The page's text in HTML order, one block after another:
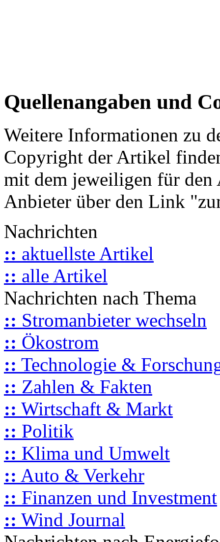
Quellenangaben und
Weitere Informationen zu
Copyright der Artikel
mit dem jeweiligen für
Anbieter über den Link
Nachrichten
:: aktuellste Artikel
:: alle Artikel
Nachrichten nach Thema
:: Stromanbieter wechseln
:: Ökostrom
:: Technologie &
:: Zahlen & Fakten
:: Wirtschaft & Markt
:: Politik
:: Klima und Umwelt
:: Auto & Verkehr
:: Finanzen und Investment
:: Wind Journal